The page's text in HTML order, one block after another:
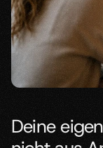
Deine